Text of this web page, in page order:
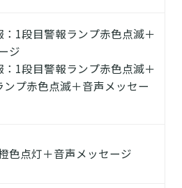
：1段目警報ランプ赤色点滅＋
ジ
：1段目警報ランプ赤色点滅＋
ンプ赤色点滅＋音声メッセー
色点灯＋音声メッセージ